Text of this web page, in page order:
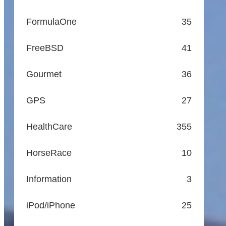
FormulaOne 35
FreeBSD 41
Gourmet 36
GPS 27
HealthCare 355
HorseRace 10
Information 3
iPod/iPhone 25